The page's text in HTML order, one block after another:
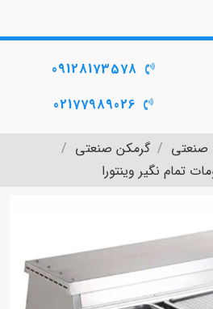
09128173578
02177989026
صنعتی
گرمکن صنعتی